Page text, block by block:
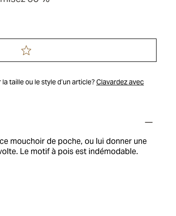
taille ou le style d’un article?Clavardez avec
mouchoir de poche, ou lui donner une
Le motif à pois est indémodable.